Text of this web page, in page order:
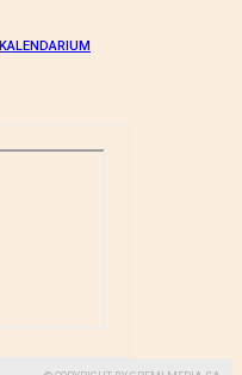
KALENDARIUM